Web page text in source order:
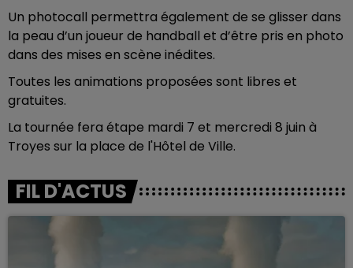
Un photocall permettra également de se glisser dans
la peau d’un joueur de handball et d’être pris en photo
dans des mises en scène inédites.
Toutes les animations proposées sont libres et
gratuites.
La tournée fera étape mardi 7 et mercredi 8 juin à
Troyes sur la place de l'Hôtel de Ville.
FIL D'ACTUS